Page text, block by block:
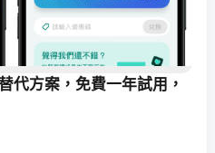
方案，免費一年試用，